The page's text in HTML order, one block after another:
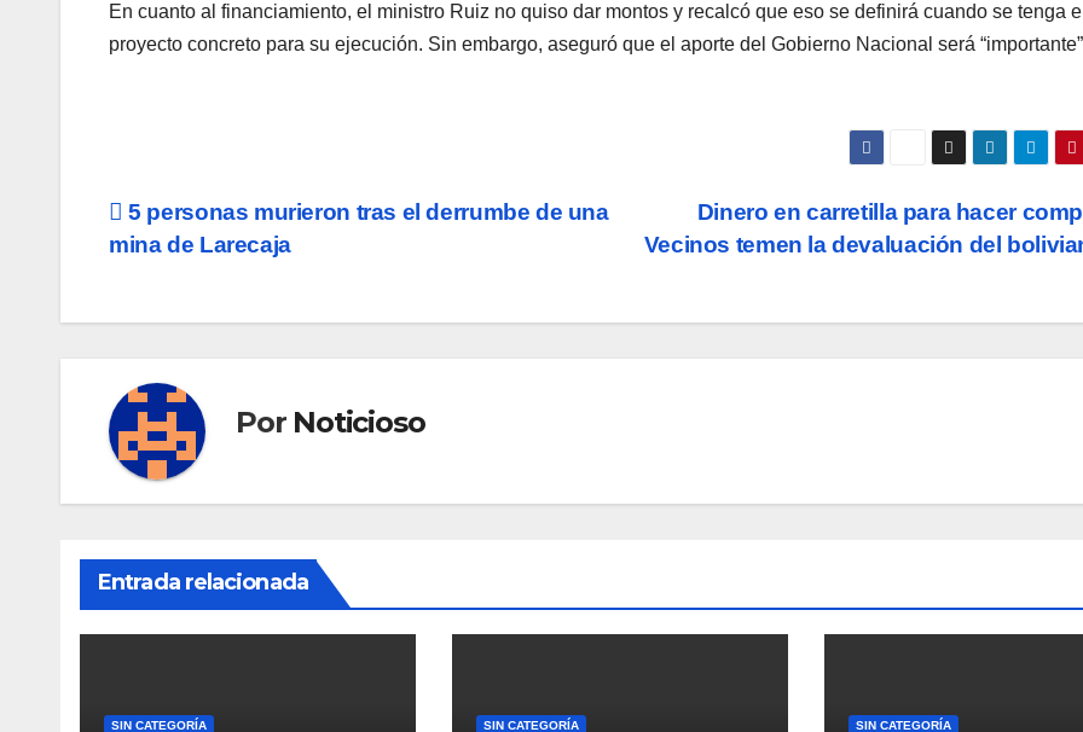
En cuanto al financiamiento, el ministro Ruiz no quiso dar montos y recalcó que eso se definirá cuando se tenga el
proyecto concreto para su ejecución. Sin embargo, aseguró que el aporte del Gobierno Nacional será
Navegación
entradas
Dinero en carretilla para hacer
Vecinos temen la devaluación del
5 personas murieron tras el derrumbe de una
mina de Larecaja
Por Noticioso
Entrada relacionada
SIN CATEGORÍA SIN CATEGORÍA SIN CATEGORÍA